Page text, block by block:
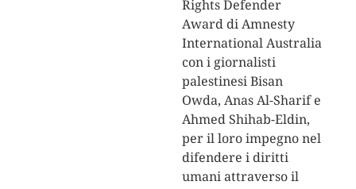
Rights Defender
Awarddi Amnesty
International Australia
con i giornalisti
palestinesi Bisan
Owda, Anas Al-Sharif e
Ahmed Shihab-Eldin,
per il loro impegno nel
difendere i diritti
umani attraverso il